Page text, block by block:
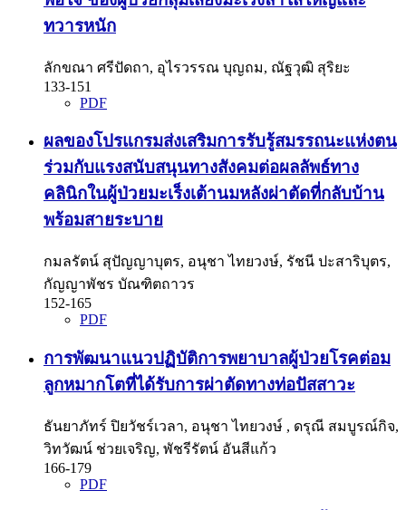
ทวารหนัก
ลักขณา ศรีปัดถา, อุไรวรรณ บุญถม, ณัฐวุฒิ สุริยะ
133-151
PDF
ผลของโปรแกรมส่งเสริมการรับรู้สมรรถนะแห่งตน
ร่วมกับแรงสนับสนุนทางสังคมต่อผลลัพธ์ทาง
คลินิกในผู้ป่วยมะเร็งเต้านมหลังผ่าตัดที่กลับบ้าน
พร้อมสายระบาย
กมลรัตน์ สุปัญญาบุตร, อนุชา ไทยวงษ์, รัชนี ปะสาริบุตร,
กัญญาพัชร บัณฑิตถาวร
152-165
PDF
การพัฒนาแนวปฏิบัติการพยาบาลผู้ป่วยโรคต่อม
ลูกหมากโตที่ได้รับการผ่าตัดทางท่อปัสสาวะ
ธันยาภัทร์ ปิยวัชร์เวลา, อนุชา ไทยวงษ์ , ดรุณี สมบูรณ์กิจ,
วิทวัฒน์ ช่วยเจริญ, พัชรีรัตน์ อันสีแก้ว
166-179
PDF